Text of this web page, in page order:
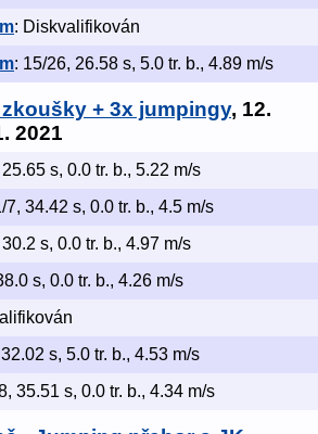
: Diskvalifikován
: 15/26, 26.58 s, 5.0 tr. b., 4.89 m/s
+ 3x jumpingy, 12.
2021
s, 0.0 tr. b., 5.22 m/s
7, 34.42 s, 0.0 tr. b., 4.5 m/s
s, 0.0 tr. b., 4.97 m/s
s, 0.0 tr. b., 4.26 m/s
s, 5.0 tr. b., 4.53 m/s
35.51 s, 0.0 tr. b., 4.34 m/s